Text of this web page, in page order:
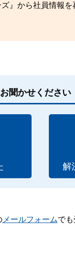
』から社員情報を
聞かせください
解
メールフォームで